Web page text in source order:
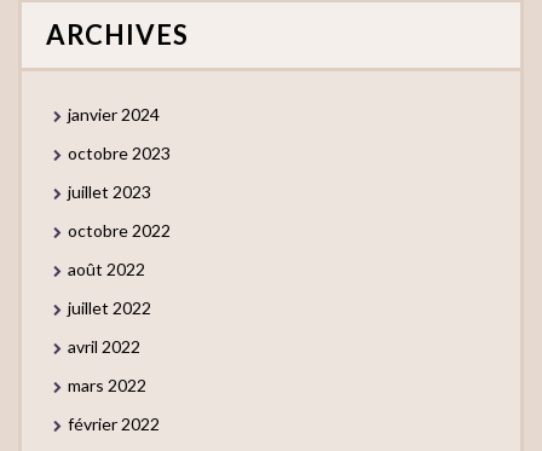
ARCHIVES
janvier 2024
octobre 2023
juillet 2023
octobre 2022
août 2022
juillet 2022
avril 2022
mars 2022
février 2022